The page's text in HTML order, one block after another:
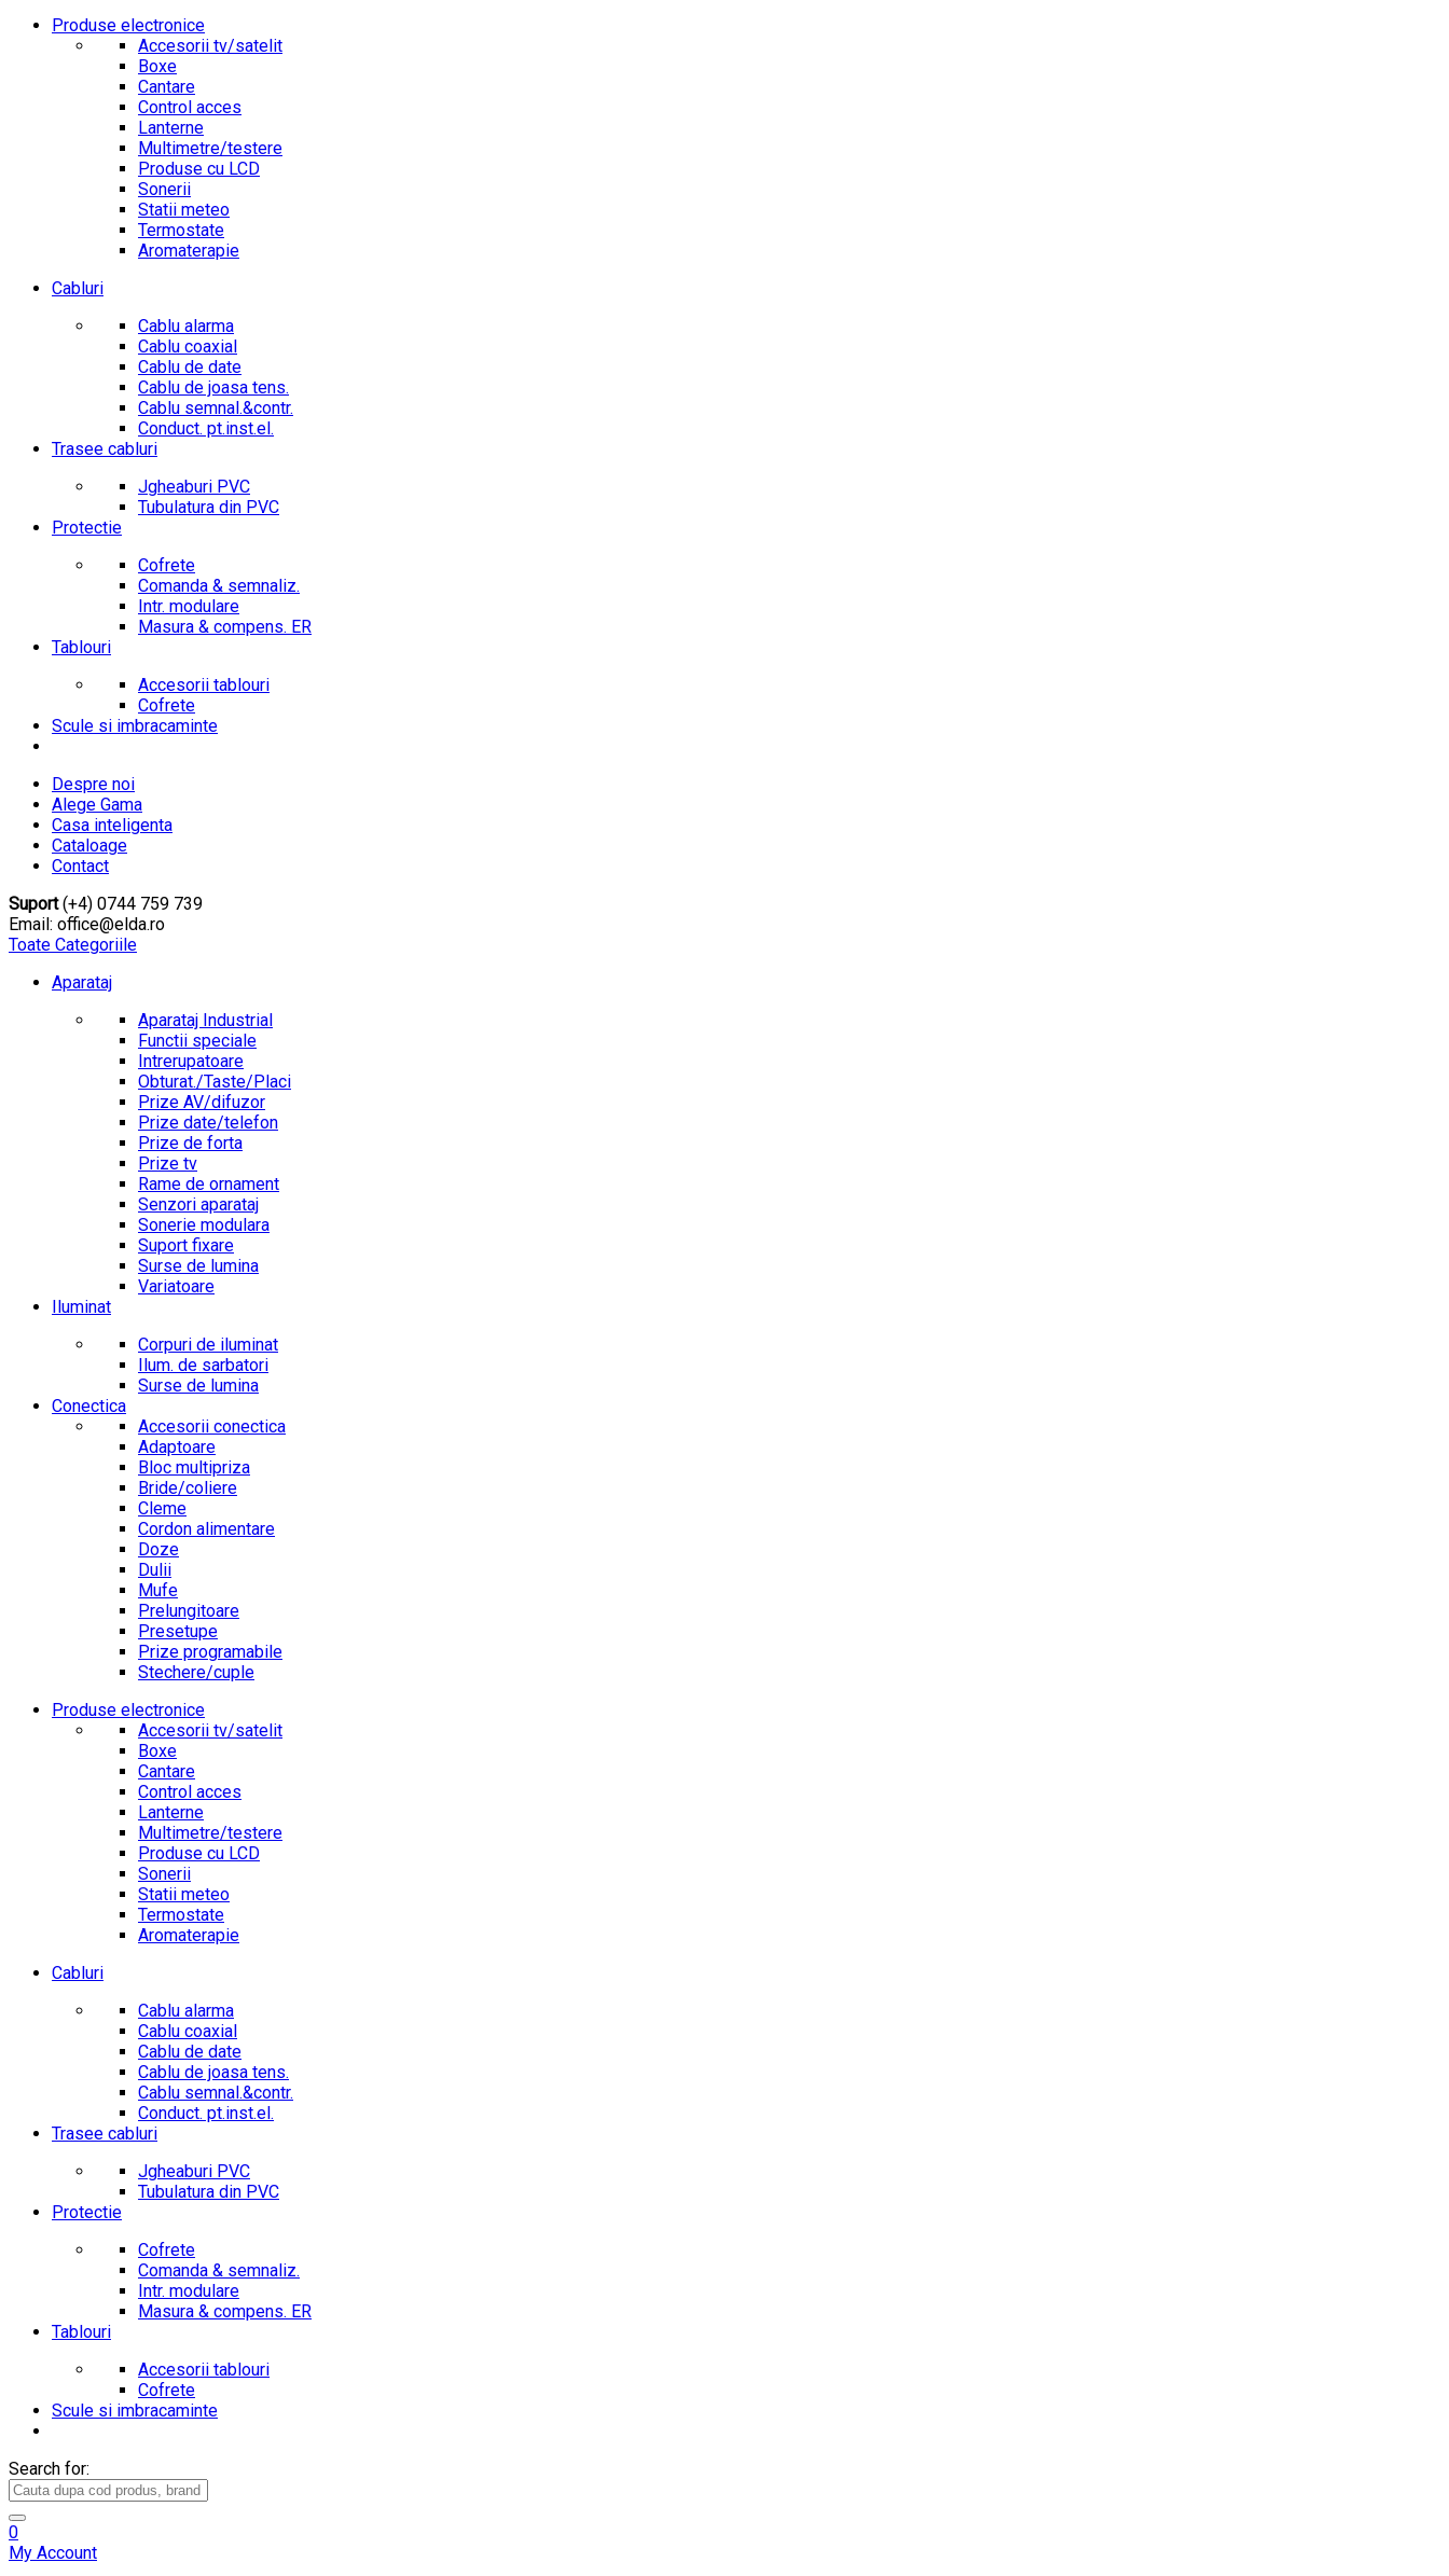
Produse electronice
Accesorii tv/satelit
Boxe
Cantare
Control acces
Lanterne
Multimetre/testere
Produse cu LCD
Sonerii
Statii meteo
Termostate
Aromaterapie
Cabluri
Cablu alarma
Cablu coaxial
Cablu de date
Cablu de joasa tens.
Cablu semnal.&contr.
Conduct. pt.inst.el.
Trasee cabluri
Jgheaburi PVC
Tubulatura din PVC
Protectie
Cofrete
Comanda & semnaliz.
Intr. modulare
Masura & compens. ER
Tablouri
Accesorii tablouri
Cofrete
Scule si imbracaminte
Despre noi
Alege Gama
Casa inteligenta
Cataloage
Contact
Suport(+4) 0744 759 739
Email: office@elda.ro
Toate Categoriile
Aparataj
Aparataj Industrial
Functii speciale
Intrerupatoare
Obturat./Taste/Placi
Prize AV/difuzor
Prize date/telefon
Prize de forta
Prize tv
Rame de ornament
Senzori aparataj
Sonerie modulara
Suport fixare
Surse de lumina
Variatoare
Iluminat
Corpuri de iluminat
Ilum. de sarbatori
Surse de lumina
Conectica
Accesorii conectica
Adaptoare
Bloc multipriza
Bride/coliere
Cleme
Cordon alimentare
Doze
Dulii
Mufe
Prelungitoare
Presetupe
Prize programabile
Stechere/cuple
Produse electronice
Accesorii tv/satelit
Boxe
Cantare
Control acces
Lanterne
Multimetre/testere
Produse cu LCD
Sonerii
Statii meteo
Termostate
Aromaterapie
Cabluri
Cablu alarma
Cablu coaxial
Cablu de date
Cablu de joasa tens.
Cablu semnal.&contr.
Conduct. pt.inst.el.
Trasee cabluri
Jgheaburi PVC
Tubulatura din PVC
Protectie
Cofrete
Comanda & semnaliz.
Intr. modulare
Masura & compens. ER
Tablouri
Accesorii tablouri
Cofrete
Scule si imbracaminte
Search for:
0
My Account